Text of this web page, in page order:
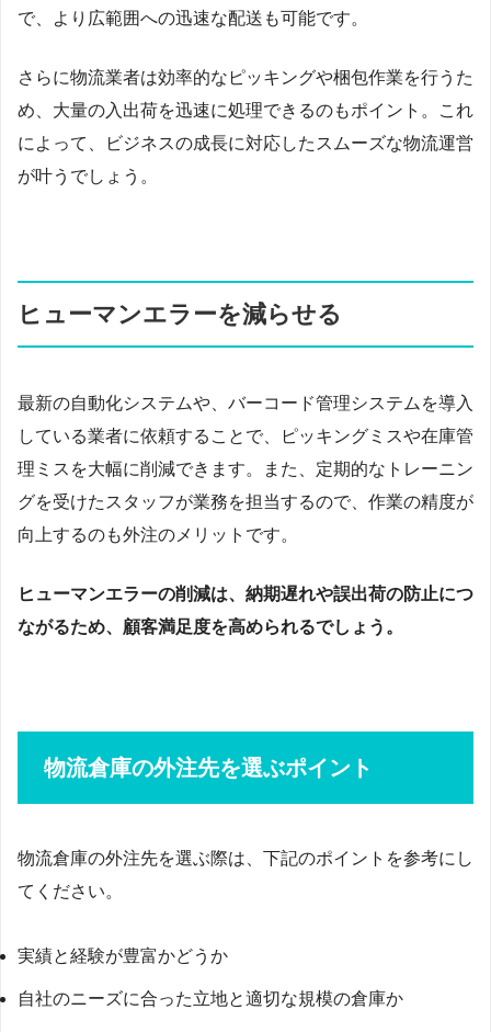
で、より広範囲への迅速な配送も可能です。
さらに物流業者は効率的なピッキングや梱包作業を行うた
め、大量の入出荷を迅速に処理できるのもポイント。これ
によって、ビジネスの成長に対応したスムーズな物流運営
が叶うでしょう。
ヒューマンエラーを減らせる
最新の自動化システムや、バーコード管理システムを導入
している業者に依頼することで、ピッキングミスや在庫管
理ミスを大幅に削減できます。また、定期的なトレーニン
グを受けたスタッフが業務を担当するので、作業の精度が
向上するのも外注のメリットです。
ヒューマンエラーの削減は、納期遅れや誤出荷の防止につ
ながるため、顧客満足度を高められるでしょう。
物流倉庫の外注先を選ぶポイント
物流倉庫の外注先を選ぶ際は、下記のポイントを参考にし
てください。
実績と経験が豊富かどうか
自社のニーズに合った立地と適切な規模の倉庫か